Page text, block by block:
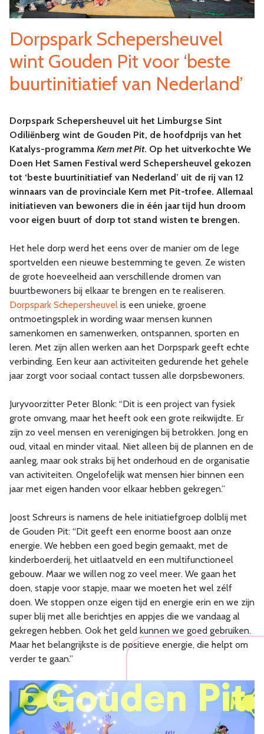
Dorpspark Schepersheuvel
wint Gouden Pit voor ‘beste
buurtinitiatief van Nederland’
Dorpspark Schepersheuvel uit het Limburgse Sint
Odiliënberg wint de Gouden Pit, de hoofdprijs van het
Katalys-programma Kern met Pit. Op het uitverkochte We
Doen Het Samen Festival werd Schepersheuvel gekozen
tot ‘beste buurtinitiatief van Nederland’ uit de rij van 12
winnaars van de provinciale Kern met Pit-trofee. Allemaal
initiatieven van bewoners die in één jaar tijd hun droom
voor eigen buurt of dorp tot stand wisten te brengen.
Het hele dorp werd het eens over de manier om de lege
sportvelden een nieuwe bestemming te geven. Ze wisten
de grote hoeveelheid aan verschillende dromen van
buurtbewoners bij elkaar te brengen en te realiseren.
Dorpspark Schepersheuvel is een unieke, groene
ontmoetingsplek in wording waar mensen kunnen
samenkomen en samenwerken, ontspannen, sporten en
leren. Met zijn allen werken aan het Dorpspark geeft echte
verbinding. Een keur aan activiteiten gedurende het gehele
jaar zorgt voor sociaal contact tussen alle dorpsbewoners.
Juryvoorzitter Peter Blonk: “Dit is een project van fysiek
grote omvang, maar het heeft ook een grote reikwijdte. Er
zijn zo veel mensen en verenigingen bij betrokken. Jong en
oud, vitaal en minder vitaal. Niet alleen bij de plannen en de
aanleg, maar ook straks bij het onderhoud en de organisatie
van activiteiten. Ongelofelijk wat mensen hier binnen een
jaar met eigen handen voor elkaar hebben gekregen.”
Joost Schreurs is namens de hele initiatiefgroep dolblij met
de Gouden Pit: “Dit geeft een enorme boost aan onze
energie. We hebben een goed begin gemaakt, met de
kinderboerderij, het uitlaatveld en een multifunctioneel
gebouw. Maar we willen nog zo veel meer. We gaan het
doen, stapje voor stapje, maar we moeten het wel zélf
doen. We stoppen onze eigen tijd en energie erin en we zijn
super blij met alle berichtjes en appjes die we vandaag al
gekregen hebben. Ook het geld kunnen we goed gebruiken.
Maar het belangrijkste is de positieve energie, die helpt om
verder te gaan.”